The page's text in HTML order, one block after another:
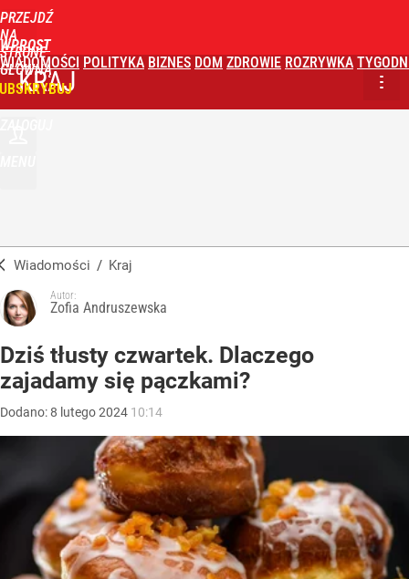
PRZEJDŹ
NA
STRONĘ
GŁÓWNĄ
WPROST
WIADOMOŚCI POLITYKA BIZNES DOM ZDROWIE ROZRYWKA
KRAJ
Wiadomości / Kraj
Autor:
Zofia Andruszewska
Dziś tłusty czwartek. Dlaczego
zajadamy się pączkami?
Dodano:8 lutego2024 10:14